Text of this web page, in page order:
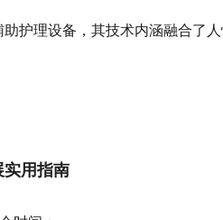
护理设备，其技术内涵融合了
实用指南